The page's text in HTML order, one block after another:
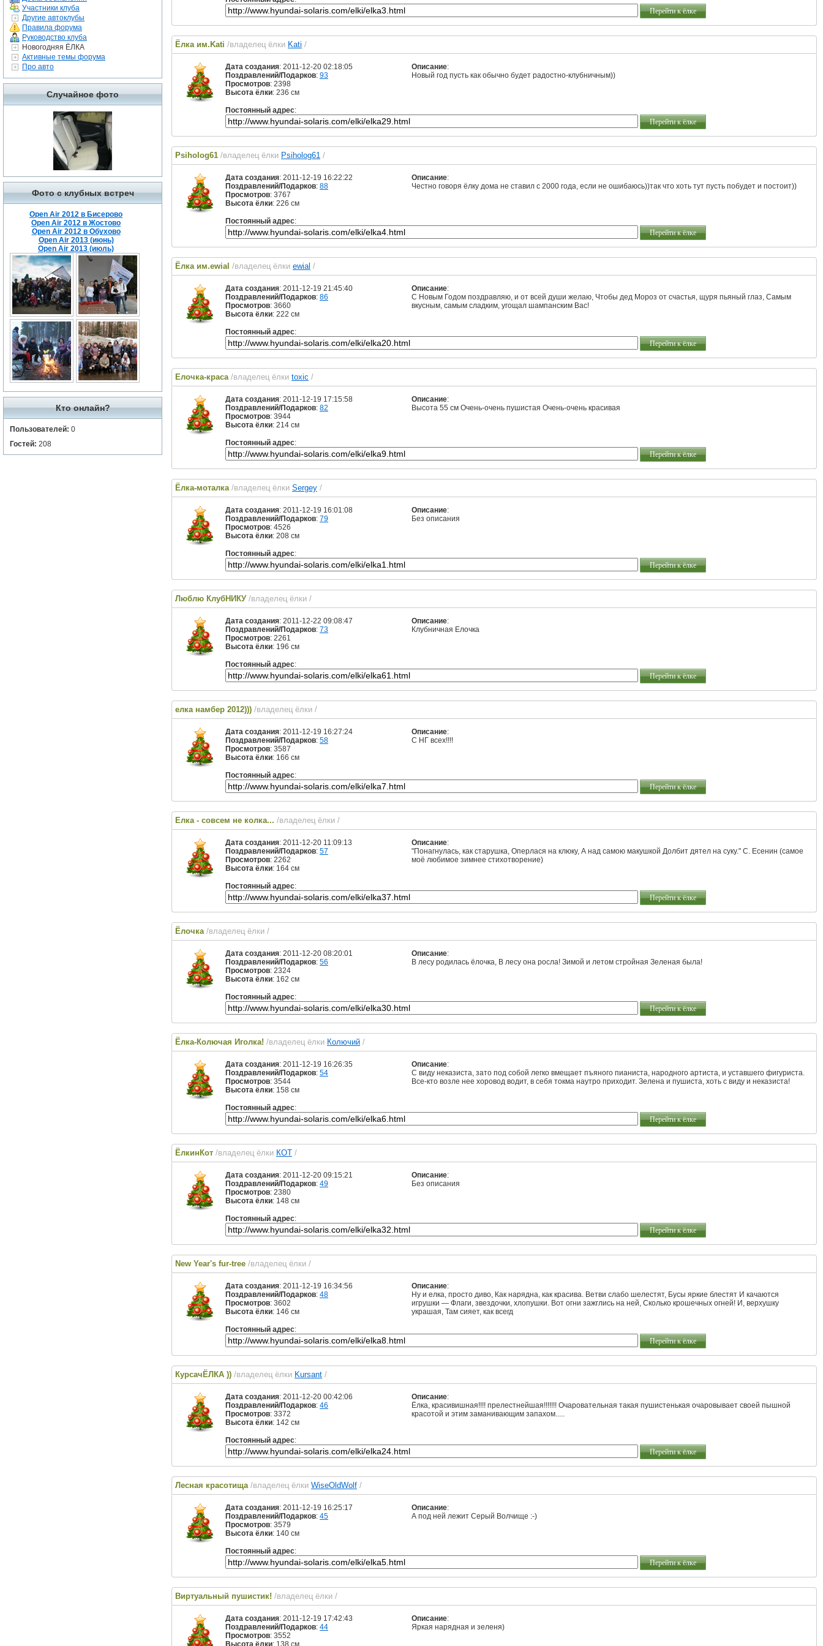
Участники клуба
Другие автоклубы
Правила форума
Руководство клуба
Новогодняя ЁЛКА
Активные темы форума
Про авто
Случайное фото
Фото с клубных встреч
Open Air 2012 в Бисерово
Open Air 2012 в Жостово
Open Air 2012 в Обухово
Open Air 2013 (июнь)
Open Air 2013 (июль)
Кто онлайн?
Пользователей: 0
Гостей: 208
Перейти к ёлке
Ёлка им.Kati /владелец ёлки Kati /
Дата создания: 2011-12-20 02:18:05
Поздравлений/Подарков: 93
Просмотров: 2398
Высота ёлки: 236 см
Описание:
Новый год пусть как обычно будет радостно-клубничным))
Постоянный адрес:
Перейти к ёлке
Psiholog61 /владелец ёлки Psiholog61 /
Дата создания: 2011-12-19 16:22:22
Поздравлений/Подарков: 88
Просмотров: 3767
Высота ёлки: 226 см
Описание:
Честно говоря ёлку дома не ставил с 2000 года, если не ошибаюсь))так что хоть тут пусть побудет и постоит))
Постоянный адрес:
Перейти к ёлке
Ёлка им.ewial /владелец ёлки ewial /
Дата создания: 2011-12-19 21:45:40
Поздравлений/Подарков: 86
Просмотров: 3660
Высота ёлки: 222 см
Описание:
С Новым Годом поздравляю, и от всей души желаю, Чтобы дед Мороз от счастья, щуря пьяный глаз, Самым
вкусным, самым сладким, угощал шампанским Вас!
Постоянный адрес:
Перейти к ёлке
Елочка-краса /владелец ёлки toxic /
Дата создания: 2011-12-19 17:15:58
Поздравлений/Подарков: 82
Просмотров: 3944
Высота ёлки: 214 см
Описание:
Высота 55 см Очень-очень пушистая Очень-очень красивая
Постоянный адрес:
Перейти к ёлке
Ёлка-моталка /владелец ёлки Sergey /
Дата создания: 2011-12-19 16:01:08
Поздравлений/Подарков: 79
Просмотров: 4526
Высота ёлки: 208 см
Описание:
Без описания
Постоянный адрес:
Перейти к ёлке
Люблю КлубНИКУ /владелец ёлки /
Дата создания: 2011-12-22 09:08:47
Поздравлений/Подарков: 73
Просмотров: 2261
Высота ёлки: 196 см
Описание:
Клубничная Елочка
Постоянный адрес:
Перейти к ёлке
елка намбер 2012))) /владелец ёлки /
Дата создания: 2011-12-19 16:27:24
Поздравлений/Подарков: 58
Просмотров: 3587
Высота ёлки: 166 см
Описание:
С НГ всех!!!!
Постоянный адрес:
Перейти к ёлке
Елка - совсем не колка... /владелец ёлки /
Дата создания: 2011-12-20 11:09:13
Поздравлений/Подарков: 57
Просмотров: 2262
Высота ёлки: 164 см
Описание:
"Понагнулась, как старушка, Оперлася на клюку, А над самою макушкой Долбит дятел на суку." С. Есенин (самое
моё любимое зимнее стихотворение)
Постоянный адрес:
Перейти к ёлке
Ёлочка /владелец ёлки /
Дата создания: 2011-12-20 08:20:01
Поздравлений/Подарков: 56
Просмотров: 2324
Высота ёлки: 162 см
Описание:
В лесу родилась ёлочка, В лесу она росла! Зимой и летом стройная Зеленая была!
Постоянный адрес:
Перейти к ёлке
Ёлка-Колючая Иголка! /владелец ёлки Колючий /
Дата создания: 2011-12-19 16:26:35
Поздравлений/Подарков: 54
Просмотров: 3544
Высота ёлки: 158 см
Описание:
С виду неказиста, зато под собой легко вмещает пъяного пианиста, народного артиста, и уставшего фигуриста.
Все-кто возле нее хоровод водит, в себя токма наутро приходит. Зелена и пушиста, хоть с виду и неказиста!
Постоянный адрес:
Перейти к ёлке
ЁлкинКот /владелец ёлки КОТ /
Дата создания: 2011-12-20 09:15:21
Поздравлений/Подарков: 49
Просмотров: 2380
Высота ёлки: 148 см
Описание:
Без описания
Постоянный адрес:
Перейти к ёлке
New Year's fur-tree /владелец ёлки /
Дата создания: 2011-12-19 16:34:56
Поздравлений/Подарков: 48
Просмотров: 3602
Высота ёлки: 146 см
Описание:
Ну и елка, просто диво, Как нарядна, как красива. Ветви слабо шелестят, Бусы яркие блестят И качаются
игрушки — Флаги, звездочки, хлопушки. Вот огни зажглись на ней, Сколько крошечных огней! И, верхушку
украшая, Там сияет, как всегд
Постоянный адрес:
Перейти к ёлке
КурсачЁЛКА )) /владелец ёлки Kursant /
Дата создания: 2011-12-20 00:42:06
Поздравлений/Подарков: 46
Просмотров: 3372
Высота ёлки: 142 см
Описание:
Ёлка, красивишная!!!! прелестнейшая!!!!!!! Очаровательная такая пушистенькая очаровывает своей пышной
красотой и этим заманивающим запахом.....
Постоянный адрес:
Перейти к ёлке
Лесная красотища /владелец ёлки WiseOldWolf /
Дата создания: 2011-12-19 16:25:17
Поздравлений/Подарков: 45
Просмотров: 3579
Высота ёлки: 140 см
Описание:
А под ней лежит Серый Волчище :-)
Постоянный адрес:
Перейти к ёлке
Виртуальный пушистик! /владелец ёлки /
Дата создания: 2011-12-19 17:42:43
Поздравлений/Подарков: 44
Просмотров: 3552
Высота ёлки: 138 см
Описание:
Яркая нарядная и зеленя)